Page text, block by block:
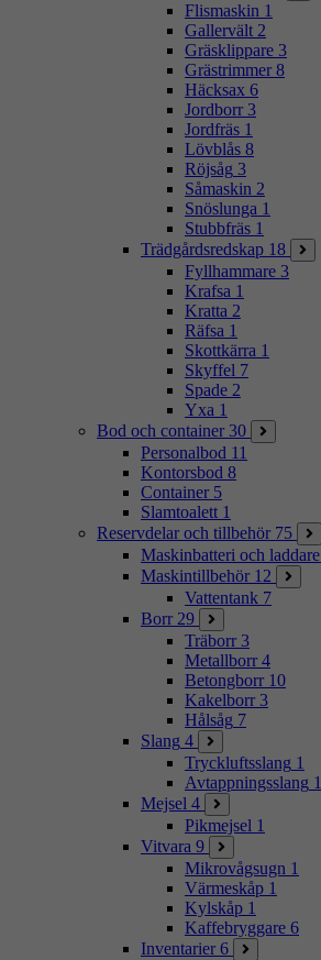
Flismaskin 1
Gallervält 2
Gräsklippare 3
Grästrimmer 8
Häcksax 6
Jordborr 3
Jordfräs 1
Lövblås 8
Röjsåg 3
Såmaskin 2
Snöslunga 1
Stubbfräs 1
Trädgårdsredskap 18
Fyllhammare 3
Krafsa 1
Kratta 2
Räfsa 1
Skottkärra 1
Skyffel 7
Spade 2
Yxa 1
Bod och container 30
Personalbod 11
Kontorsbod 8
Container 5
Slamtoalett 1
Reservdelar och tillbehör 75
Maskinbatteri och laddare
Maskintillbehör 12
Vattentank 7
Borr 29
Träborr 3
Metallborr 4
Betongborr 10
Kakelborr 3
Hålsåg 7
Slang 4
Tryckluftsslang 1
Avtappningsslang 1
Mejsel 4
Pikmejsel 1
Vitvara 9
Mikrovågsugn 1
Värmeskåp 1
Kylskåp 1
Kaffebryggare 6
Inventarier 6